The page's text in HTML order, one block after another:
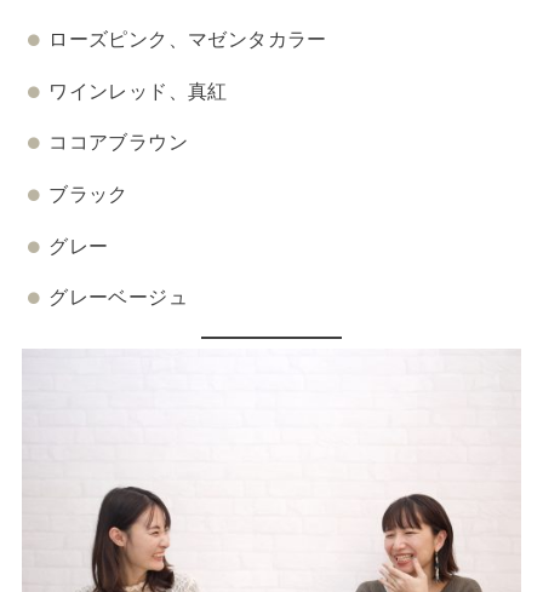
ローズピンク、マゼンタカラー
ワインレッド、真紅
ココアブラウン
ブラック
グレー
グレーベージュ